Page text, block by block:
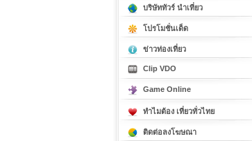
บริษัททัวร์ นำเที่ยว
โปรโมชั่นเด็ด
ข่าวท่องเที่ยว
Clip VDO
Game Online
ทำไมต้อง เที่ยวทั่วไทย
ติดต่อลงโฆษณา